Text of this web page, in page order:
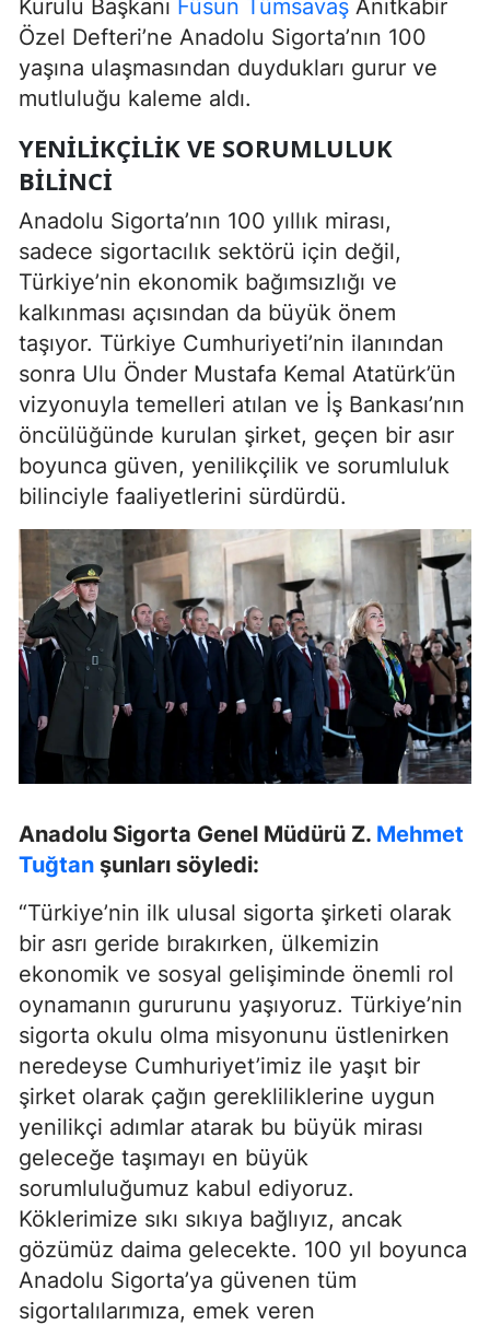
Kurulu Başkanı Füsun Tümsavaş Anıtkabir
Özel Defteri’ne Anadolu Sigorta’nın 100
yaşına ulaşmasından duydukları gurur ve
mutluluğu kaleme aldı.
YENILIKÇILIK VE SORUMLULUK
BILINCI
Anadolu Sigorta’nın 100 yıllık mirası,
sadece sigortacılık sektörü için değil,
Türkiye’nin ekonomik bağımsızlığı ve
kalkınması açısından da büyük önem
taşıyor. Türkiye Cumhuriyeti’nin ilanından
sonra Ulu Önder Mustafa Kemal Atatürk’ün
vizyonuyla temelleri atılan ve İş Bankası’nın
öncülüğünde kurulan şirket, geçen bir asır
boyunca güven, yenilikçilik ve sorumluluk
bilinciyle faaliyetlerini sürdürdü.
Anadolu Sigorta Genel Müdürü Z. Mehmet
Tuğtan şunları söyledi:
“Türkiye’nin ilk ulusal sigorta şirketi olarak
bir asrı geride bırakırken, ülkemizin
ekonomik ve sosyal gelişiminde önemli rol
oynamanın gururunu yaşıyoruz. Türkiye’nin
sigorta okulu olma misyonunu üstlenirken
neredeyse Cumhuriyet’imiz ile yaşıt bir
şirket olarak çağın gerekliliklerine uygun
yenilikçi adımlar atarak bu büyük mirası
geleceğe taşımayı en büyük
sorumluluğumuz kabul ediyoruz.
Köklerimize sıkı sıkıya bağlıyız, ancak
gözümüz daima gelecekte. 100 yıl boyunca
Anadolu Sigorta’ya güvenen tüm
sigortalılarımıza, emek veren